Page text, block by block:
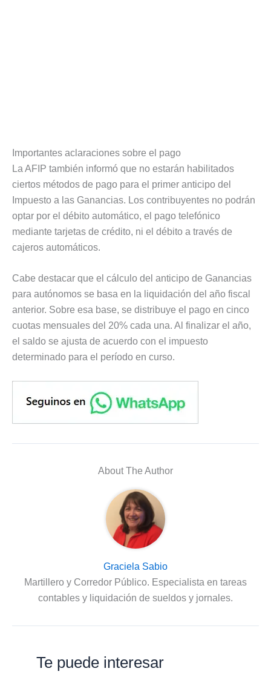
Importantes aclaraciones sobre el pago
La AFIP también informó que no estarán habilitados
ciertos métodos de pago para el primer anticipo del
Impuesto a las Ganancias. Los contribuyentes no podrán
optar por el débito automático, el pago telefónico
mediante tarjetas de crédito, ni el débito a través de
cajeros automáticos.
Cabe destacar que el cálculo del anticipo de Ganancias
para autónomos se basa en la liquidación del año fiscal
anterior. Sobre esa base, se distribuye el pago en cinco
cuotas mensuales del 20% cada una. Al finalizar el año,
el saldo se ajusta de acuerdo con el impuesto
determinado para el período en curso.
About The Author
Graciela Sabio
Martillero y Corredor Público. Especialista en tareas
contables y liquidación de sueldos y jornales.
Te puede interesar